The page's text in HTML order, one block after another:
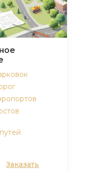
Заказать